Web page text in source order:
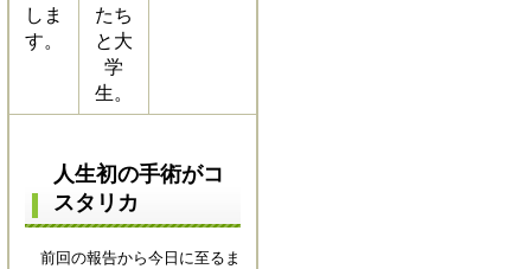
しま
す。
たち
と大
学
生。
人生初の手術がコ
スタリカ
前回の報告から今日に至るま